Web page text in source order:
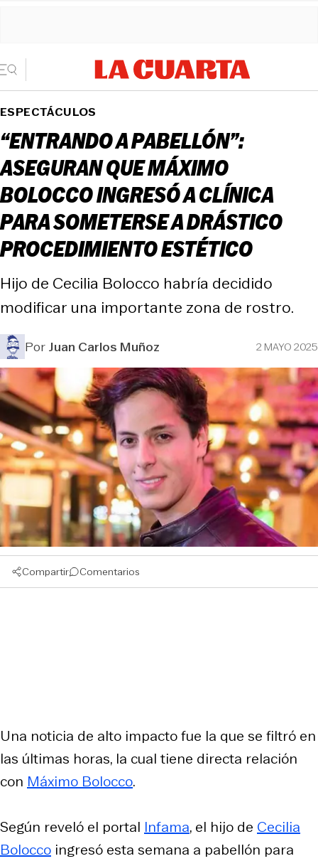
ESPECTÁCULOS
“ENTRANDO A PABELLÓN”:
ASEGURAN QUE MÁXIMO
BOLOCCO INGRESÓ A CLÍNICA
PARA SOMETERSE A DRÁSTICO
PROCEDIMIENTO ESTÉTICO
Hijo de Cecilia Bolocco habría decidido
modificar una importante zona de rostro.
PorJuan Carlos Muñoz 2 MAYO 2025
Compartir Comentarios
Una noticia de alto impacto fue la que se filtró en
las últimas horas, la cual tiene directa relación
con Máximo Bolocco.
Según reveló el portal Infama, el hijo de Cecilia
Bolocco ingresó esta semana a pabellón para